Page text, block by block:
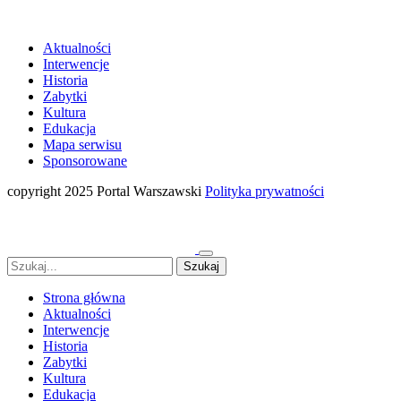
Aktualności
Interwencje
Historia
Zabytki
Kultura
Edukacja
Mapa serwisu
Sponsorowane
copyright 2025 Portal Warszawski Polityka prywatności
Strona główna
Aktualności
Interwencje
Historia
Zabytki
Kultura
Edukacja